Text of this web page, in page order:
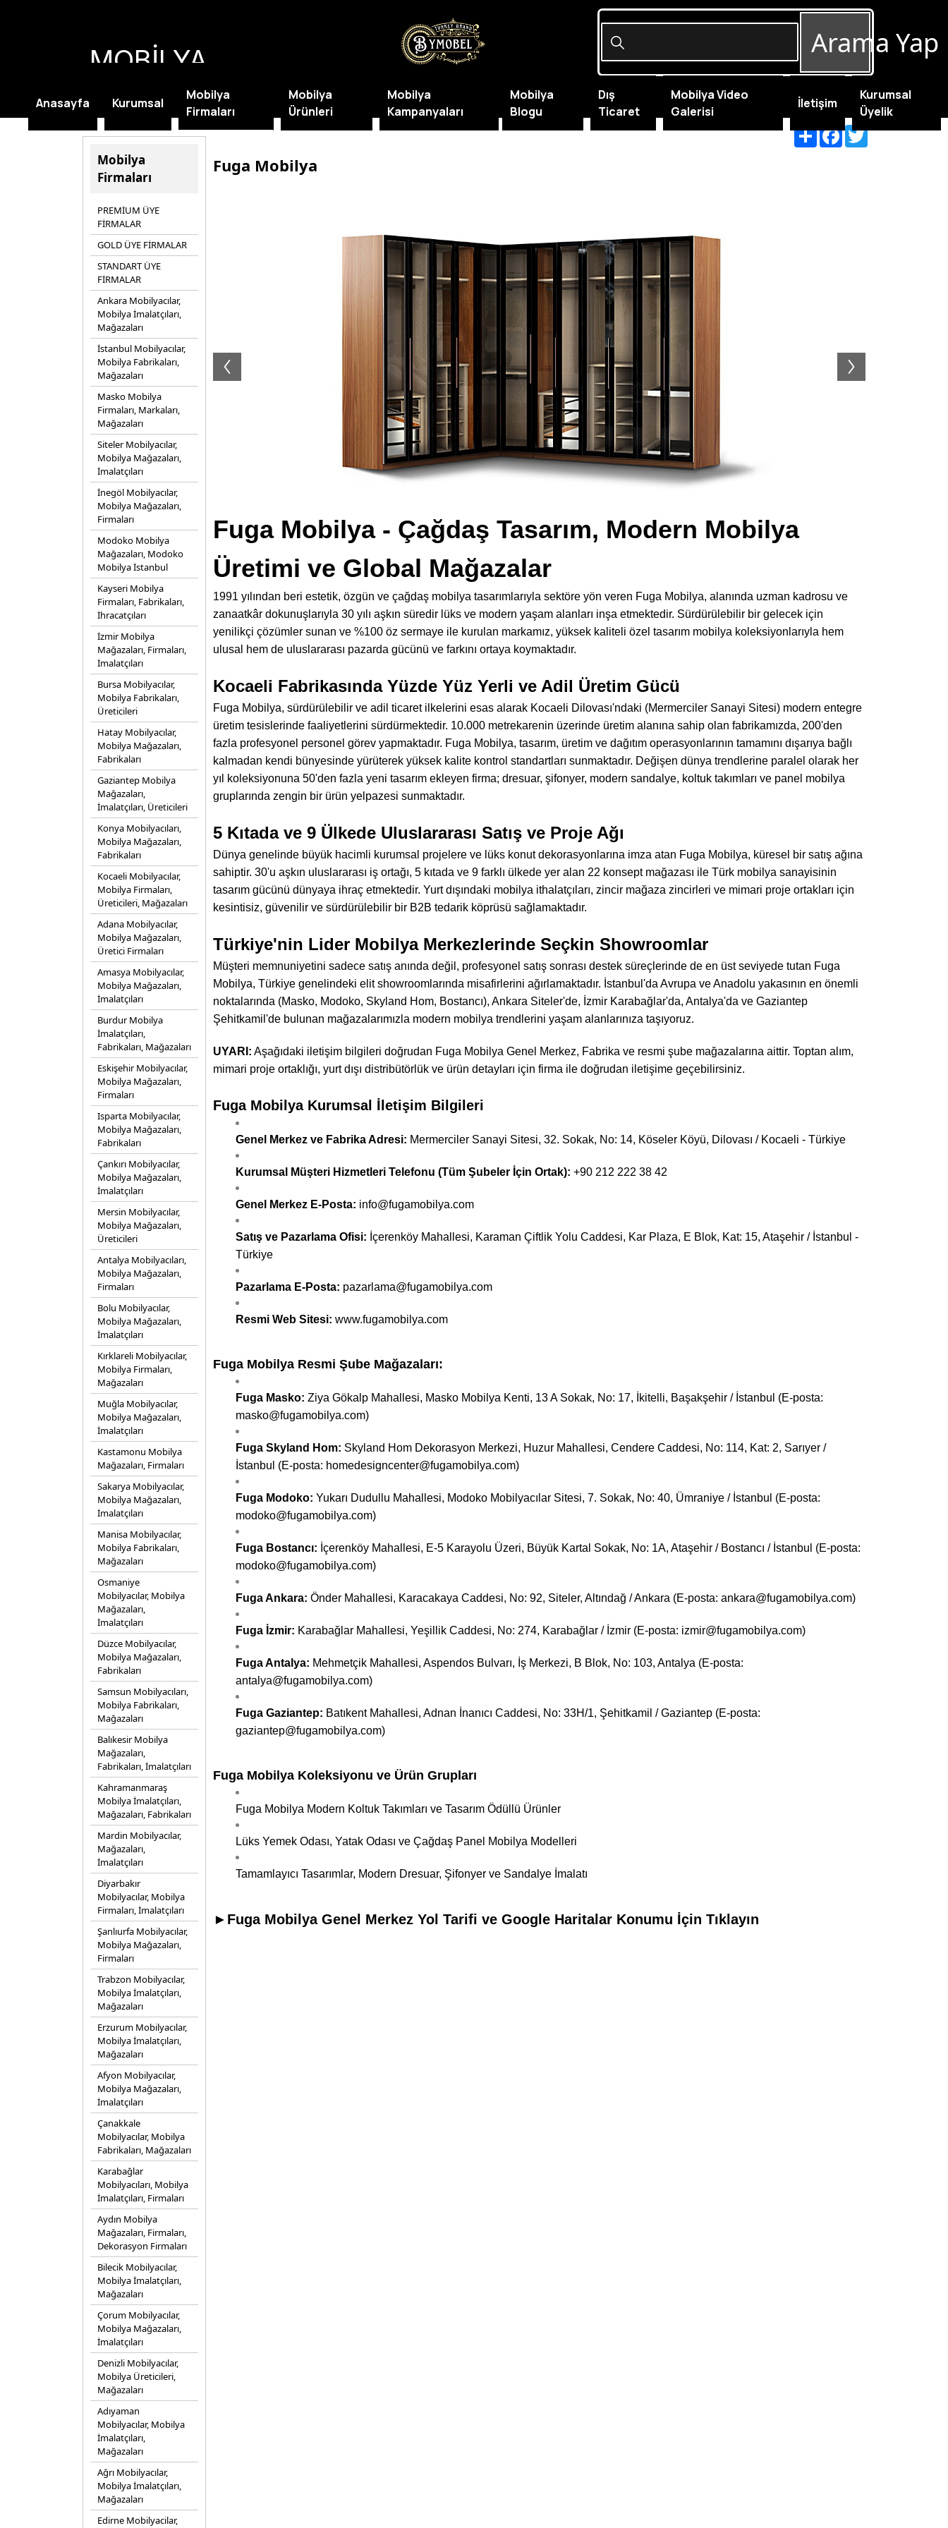
Mobilya
Firmaları
PREMİUM ÜYE
FİRMALAR
GOLD ÜYE FİRMALAR
STANDART ÜYE
FİRMALAR
Ankara Mobilyacılar,
Mobilya İmalatçıları,
Mağazaları
İstanbul Mobilyacılar,
Mobilya Fabrikaları,
Mağazaları
Masko Mobilya
Firmaları, Markaları,
Mağazaları
Siteler Mobilyacılar,
Mobilya Mağazaları,
İmalatçıları
İnegöl Mobilyacılar,
Mobilya Mağazaları,
Firmaları
Modoko Mobilya
Mağazaları, Modoko
Mobilya İstanbul
Kayseri Mobilya
Firmaları, Fabrikaları,
İhracatçıları
İzmir Mobilya
Mağazaları, Firmaları,
İmalatçıları
Bursa Mobilyacılar,
Mobilya Fabrikaları,
Üreticileri
Hatay Mobilyacılar,
Mobilya Mağazaları,
Fabrikaları
Gaziantep Mobilya
Mağazaları,
İmalatçıları, Üreticileri
Konya Mobilyacıları,
Mobilya Mağazaları,
Fabrikaları
Kocaeli Mobilyacılar,
Mobilya Firmaları,
Üreticileri, Mağazaları
Adana Mobilyacılar,
Mobilya Mağazaları,
Üretici Firmaları
Amasya Mobilyacılar,
Mobilya Mağazaları,
İmalatçıları
Burdur Mobilya
İmalatçıları,
Fabrikaları, Mağazaları
Eskişehir Mobilyacılar,
Mobilya Mağazaları,
Firmaları
Isparta Mobilyacılar,
Mobilya Mağazaları,
Fabrikaları
Çankırı Mobilyacılar,
Mobilya Mağazaları,
İmalatçıları
Mersin Mobilyacılar,
Mobilya Mağazaları,
Üreticileri
Antalya Mobilyacıları,
Mobilya Mağazaları,
Firmaları
Bolu Mobilyacılar,
Mobilya Mağazaları,
İmalatçıları
Kırklareli Mobilyacılar,
Mobilya Firmaları,
Mağazaları
Muğla Mobilyacılar,
Mobilya Mağazaları,
İmalatçıları
Kastamonu Mobilya
Mağazaları, Firmaları
Sakarya Mobilyacılar,
Mobilya Mağazaları,
İmalatçıları
Manisa Mobilyacılar,
Mobilya Fabrikaları,
Mağazaları
Osmaniye
Mobilyacılar, Mobilya
Mağazaları,
İmalatçıları
Düzce Mobilyacılar,
Mobilya Mağazaları,
Fabrikaları
Samsun Mobilyacıları,
Mobilya Fabrikaları,
Mağazaları
Balıkesir Mobilya
Mağazaları,
Fabrikaları, İmalatçıları
Kahramanmaraş
Mobilya İmalatçıları,
Mağazaları, Fabrikaları
Mardin Mobilyacılar,
Mağazaları,
İmalatçıları
Diyarbakır
Mobilyacılar, Mobilya
Firmaları, İmalatçıları
Şanlıurfa Mobilyacılar,
Mobilya Mağazaları,
Firmaları
Trabzon Mobilyacılar,
Mobilya İmalatçıları,
Mağazaları
Erzurum Mobilyacılar,
Mobilya İmalatçıları,
Mağazaları
Afyon Mobilyacılar,
Mobilya Mağazaları,
İmalatçıları
Çanakkale
Mobilyacılar, Mobilya
Fabrikaları, Mağazaları
Karabağlar
Mobilyacıları, Mobilya
İmalatçıları, Firmaları
Aydın Mobilya
Mağazaları, Firmaları,
Dekorasyon Firmaları
Bilecik Mobilyacılar,
Mobilya İmalatçıları,
Mağazaları
Çorum Mobilyacılar,
Mobilya Mağazaları,
İmalatçıları
Denizli Mobilyacılar,
Mobilya Üreticileri,
Mağazaları
Adıyaman
Mobilyacılar, Mobilya
İmalatçıları,
Mağazaları
Ağrı Mobilyacılar,
Mobilya İmalatçıları,
Mağazaları
Edirne Mobilyacilar,
Fuga Mobilya
Fuga Mobilya - Çağdaş Tasarım, Modern Mobilya
Üretimi ve Global Mağazalar
1991 yılından beri estetik, özgün ve çağdaş mobilya tasarımlarıyla sektöre yön veren Fuga Mobilya, alanında uzman kadrosu ve
zanaatkâr dokunuşlarıyla 30 yılı aşkın süredir lüks ve modern yaşam alanları inşa etmektedir. Sürdürülebilir bir gelecek için
yenilikçi çözümler sunan ve %100 öz sermaye ile kurulan markamız, yüksek kaliteli özel tasarım mobilya koleksiyonlarıyla hem
ulusal hem de uluslararası pazarda gücünü ve farkını ortaya koymaktadır.
Kocaeli Fabrikasında Yüzde Yüz Yerli ve Adil Üretim Gücü
Fuga Mobilya, sürdürülebilir ve adil ticaret ilkelerini esas alarak Kocaeli Dilovası'ndaki (Mermerciler Sanayi Sitesi) modern entegre
üretim tesislerinde faaliyetlerini sürdürmektedir. 10.000 metrekarenin üzerinde üretim alanına sahip olan fabrikamızda, 200'den
fazla profesyonel personel görev yapmaktadır. Fuga Mobilya, tasarım, üretim ve dağıtım operasyonlarının tamamını dışarıya bağlı
kalmadan kendi bünyesinde yürüterek yüksek kalite kontrol standartları sunmaktadır. Değişen dünya trendlerine paralel olarak her
yıl koleksiyonuna 50'den fazla yeni tasarım ekleyen firma; dresuar, şifonyer, modern sandalye, koltuk takımları ve panel mobilya
gruplarında zengin bir ürün yelpazesi sunmaktadır.
5 Kıtada ve 9 Ülkede Uluslararası Satış ve Proje Ağı
Dünya genelinde büyük hacimli kurumsal projelere ve lüks konut dekorasyonlarına imza atan Fuga Mobilya, küresel bir satış ağına
sahiptir. 30'u aşkın uluslararası iş ortağı, 5 kıtada ve 9 farklı ülkede yer alan 22 konsept mağazası ile Türk mobilya sanayisinin
tasarım gücünü dünyaya ihraç etmektedir. Yurt dışındaki mobilya ithalatçıları, zincir mağaza zincirleri ve mimari proje ortakları için
kesintisiz, güvenilir ve sürdürülebilir bir B2B tedarik köprüsü sağlamaktadır.
Türkiye'nin Lider Mobilya Merkezlerinde Seçkin Showroomlar
Müşteri memnuniyetini sadece satış anında değil, profesyonel satış sonrası destek süreçlerinde de en üst seviyede tutan Fuga
Mobilya, Türkiye genelindeki elit showroomlarında misafirlerini ağırlamaktadır. İstanbul'da Avrupa ve Anadolu yakasının en önemli
noktalarında (Masko, Modoko, Skyland Hom, Bostancı), Ankara Siteler'de, İzmir Karabağlar'da, Antalya'da ve Gaziantep
Şehitkamil'de bulunan mağazalarımızla modern mobilya trendlerini yaşam alanlarınıza taşıyoruz.
UYARI: Aşağıdaki iletişim bilgileri doğrudan Fuga Mobilya Genel Merkez, Fabrika ve resmi şube mağazalarına aittir. Toptan alım,
mimari proje ortaklığı, yurt dışı distribütörlük ve ürün detayları için firma ile doğrudan iletişime geçebilirsiniz.
Fuga Mobilya Kurumsal İletişim Bilgileri
Genel Merkez ve Fabrika Adresi: Mermerciler Sanayi Sitesi, 32. Sokak, No: 14, Köseler Köyü, Dilovası / Kocaeli - Türkiye
Kurumsal Müşteri Hizmetleri Telefonu (Tüm Şubeler İçin Ortak): +90 212 222 38 42
Genel Merkez E-Posta: info@fugamobilya.com
Satış ve Pazarlama Ofisi: İçerenköy Mahallesi, Karaman Çiftlik Yolu Caddesi, Kar Plaza, E Blok, Kat: 15, Ataşehir / İstanbul -
Türkiye
Pazarlama E-Posta: pazarlama@fugamobilya.com
Resmi Web Sitesi: www.fugamobilya.com
Fuga Mobilya Resmi Şube Mağazaları:
Fuga Masko: Ziya Gökalp Mahallesi, Masko Mobilya Kenti, 13 A Sokak, No: 17, İkitelli, Başakşehir / İstanbul (E-posta:
masko@fugamobilya.com)
Fuga Skyland Hom: Skyland Hom Dekorasyon Merkezi, Huzur Mahallesi, Cendere Caddesi, No: 114, Kat: 2, Sarıyer /
İstanbul (E-posta: homedesigncenter@fugamobilya.com)
Fuga Modoko: Yukarı Dudullu Mahallesi, Modoko Mobilyacılar Sitesi, 7. Sokak, No: 40, Ümraniye / İstanbul (E-posta:
modoko@fugamobilya.com)
Fuga Bostancı: İçerenköy Mahallesi, E-5 Karayolu Üzeri, Büyük Kartal Sokak, No: 1A, Ataşehir / Bostancı / İstanbul (E-posta:
modoko@fugamobilya.com)
Fuga Ankara: Önder Mahallesi, Karacakaya Caddesi, No: 92, Siteler, Altındağ / Ankara (E-posta: ankara@fugamobilya.com)
Fuga İzmir: Karabağlar Mahallesi, Yeşillik Caddesi, No: 274, Karabağlar / İzmir (E-posta: izmir@fugamobilya.com)
Fuga Antalya: Mehmetçik Mahallesi, Aspendos Bulvarı, İş Merkezi, B Blok, No: 103, Antalya (E-posta:
antalya@fugamobilya.com)
Fuga Gaziantep: Batıkent Mahallesi, Adnan İnanıcı Caddesi, No: 33H/1, Şehitkamil / Gaziantep (E-posta:
gaziantep@fugamobilya.com)
Fuga Mobilya Koleksiyonu ve Ürün Grupları
Fuga Mobilya Modern Koltuk Takımları ve Tasarım Ödüllü Ürünler
Lüks Yemek Odası, Yatak Odası ve Çağdaş Panel Mobilya Modelleri
Tamamlayıcı Tasarımlar, Modern Dresuar, Şifonyer ve Sandalye İmalatı
►Fuga Mobilya Genel Merkez Yol Tarifi ve Google Haritalar Konumu İçin Tıklayın
ShareFacebook
Twitter
MOBİLYA
KAMPANYALARI
Arama Yap
Anasayfa Kurumsal
Mobilya
Firmaları
Mobilya
Ürünleri
Mobilya
Kampanyaları
Mobilya
Blogu
Dış
Ticaret
Mobilya Video
Galerisi
İletişim
Kurumsal
Üyelik